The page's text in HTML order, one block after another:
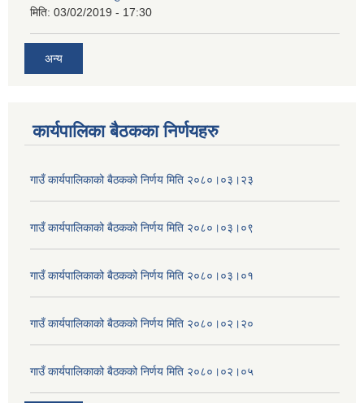
मिति: 03/02/2019 - 17:30
अन्य
कार्यपालिका बैठकका निर्णयहरु
गाउँ कार्यपालिकाको बैठकको निर्णय मिति २०८०।०३।२३
गाउँ कार्यपालिकाको बैठकको निर्णय मिति २०८०।०३।०९
गाउँ कार्यपालिकाको बैठकको निर्णय मिति २०८०।०३।०१
गाउँ कार्यपालिकाको बैठकको निर्णय मिति २०८०।०२।२०
गाउँ कार्यपालिकाको बैठकको निर्णय मिति २०८०।०२।०५